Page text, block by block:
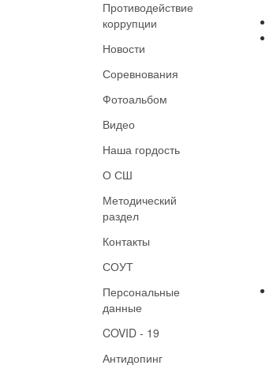
Противодействие
коррупции
Новости
Соревнования
Фотоальбом
Видео
Наша гордость
О СШ
Методический
раздел
Контакты
СОУТ
Персональные
данные
COVID - 19
Антидопинг